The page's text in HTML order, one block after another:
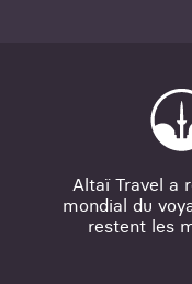
Altaï Travel a
mondial du
restent les